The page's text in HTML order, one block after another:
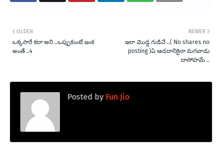
NEWER
ఇలా మొడ్డ గుడిచే ..( No shares no
posting )ఏ ఆడదానికైనా మగవాడు
దాసోహమే ..
OLDER
ఒక్కసారే కదా అని ..ఒప్పుకుంటే ఇంక
అంతే ..4
Posted by Fun Jio